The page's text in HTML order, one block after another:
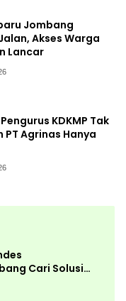
Jombang
Akses Warga
Lancar
KDKMP Tak
PT Agrinas Hanya
Cari Solusi